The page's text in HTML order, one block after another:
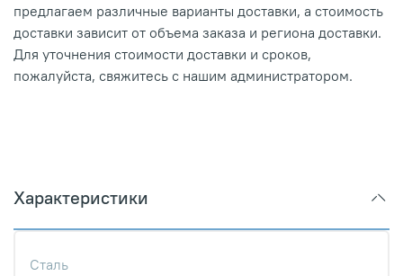
предлагаем различные варианты доставки, а стоимость
доставки зависит от объема заказа и региона доставки.
Для уточнения стоимости доставки и сроков,
пожалуйста, свяжитесь с нашим администратором.
Характеристики
Сталь